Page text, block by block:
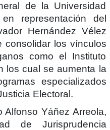
de la Universidad
representación del
Hernández Vélez
consolidar los vínculos
como el Instituto
los cual se aumenta la
especializados
Electoral.
Alfonso Yáñez Arreola,
de Jurisprudencia